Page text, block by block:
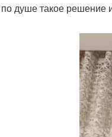
душе такое решение